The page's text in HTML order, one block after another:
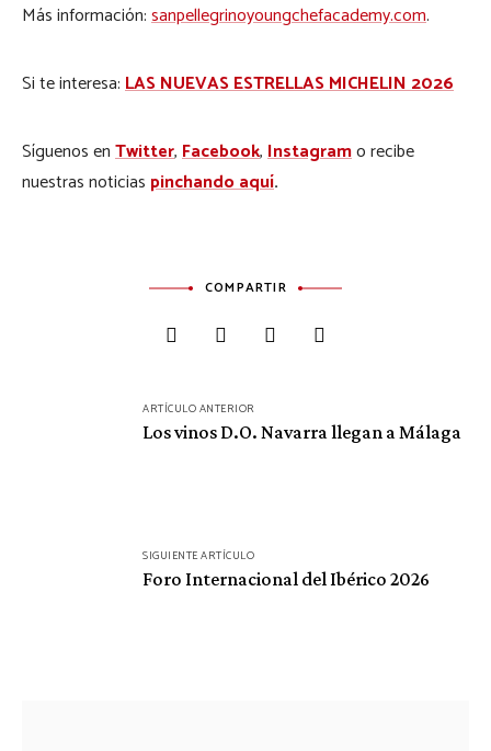
Más información:sanpellegrinoyoungchefacademy.com.
Si te interesa:LAS NUEVAS ESTRELLAS MICHELIN 2026
Síguenos enTwitter,Facebook,Instagramo recibe
nuestras noticias pinchando aquí.
COMPARTIR
ARTÍCULO ANTERIOR
Los vinos D.O. Navarra llegan a Málaga
SIGUIENTE ARTÍCULO
Foro Internacional del Ibérico 2026